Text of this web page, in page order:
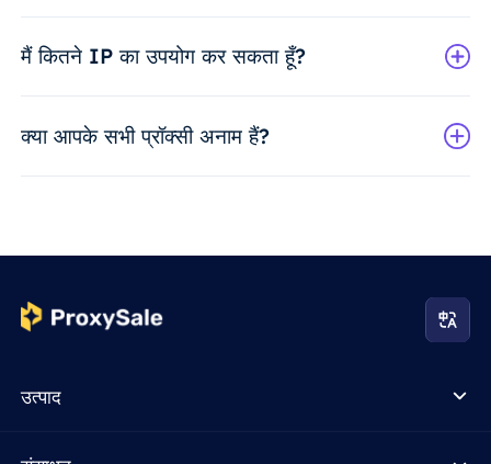
मैं कितने IP का उपयोग कर सकता हूँ?
क्या आपके सभी प्रॉक्सी अनाम हैं?
उत्पाद